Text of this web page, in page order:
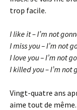
trop facile.
I like it – I’m not
I miss you – I’m not
I love you – I’m not
I killed you – I’m not
Vingt-quatre ans
aime tout de même.